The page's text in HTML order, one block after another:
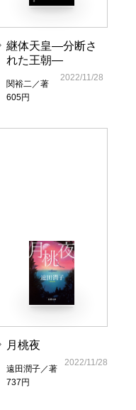
継体天皇―分断さ
れた王朝―
関裕二／著
605円
2022/11/28
月桃夜
遠田潤子／著
737円
2022/11/28